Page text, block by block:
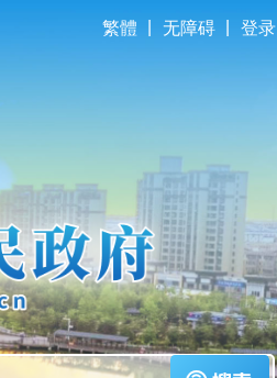
繁體 无障碍 登录
政民互动